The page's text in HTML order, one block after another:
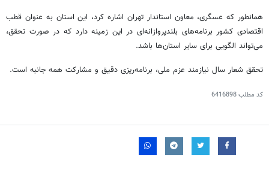
همانطور که عسگری، معاون استاندار تهران اشاره کرد، این استان به عنوان قطب
اقتصادی کشور برنامه‌های بلندپروازانه‌ای در این زمینه دارد که در صورت تحقق،
می‌تواند الگویی برای سایر استان‌ها باشد.
تحقق شعار سال نیازمند عزم ملی، برنامه‌ریزی دقیق و مشارکت همه جانبه است.
کد مطلب6416898